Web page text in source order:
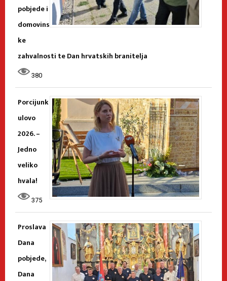
pobjede i
domovins
ke
zahvalnosti te Dan hrvatskih branitelja
380
Porcijunk
ulovo
2026. –
Jedno
veliko
hvala!
375
Proslava
Dana
pobjede,
Dana